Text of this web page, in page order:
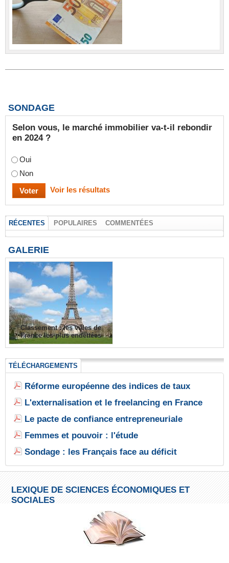
SONDAGE
Selon vous, le marché immobilier va-t-il rebondir
en 2024 ?
Oui
Non
Voir les résultats
RÉCENTES POPULAIRES COMMENTÉES
GALERIE
Classement : les villes de
France les plus endettées
TÉLÉCHARGEMENTS
Réforme européenne des indices de taux
L'externalisation et le freelancing en France
Le pacte de confiance entrepreneuriale
Femmes et pouvoir : l'étude
Sondage : les Français face au déficit
LEXIQUE DE SCIENCES ÉCONOMIQUES ET
SOCIALES